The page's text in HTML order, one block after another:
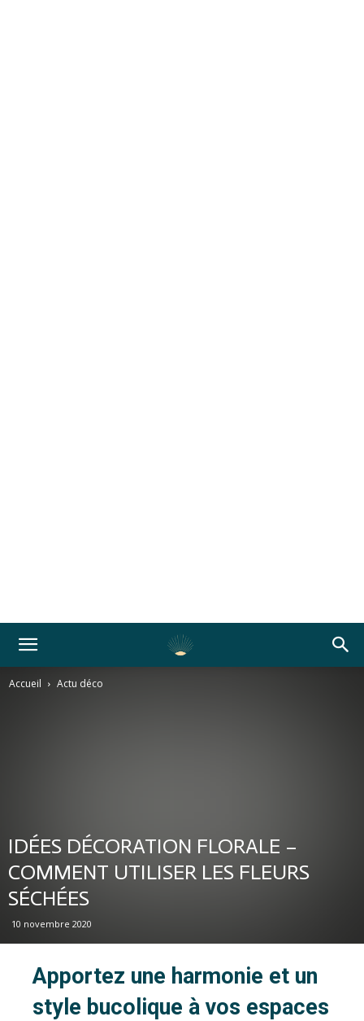
Accueil Actu déco
IDÉES DÉCORATION FLORALE –
COMMENT UTILISER LES FLEURS
SÉCHÉES
10 novembre 2020
Apportez une harmonie et un
style bucolique à vos espaces